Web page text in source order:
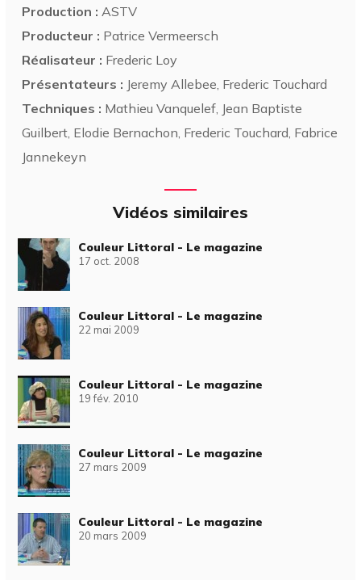
Production : ASTV
Producteur : Patrice Vermeersch
Réalisateur : Frederic Loy
Présentateurs : Jeremy Allebee, Frederic Touchard
Techniques : Mathieu Vanquelef, Jean Baptiste
Guilbert, Elodie Bernachon, Frederic Touchard, Fabrice
Jannekeyn
Vidéos similaires
Couleur Littoral - Le magazine
17 oct. 2008
Couleur Littoral - Le magazine
22 mai 2009
Couleur Littoral - Le magazine
19 fév. 2010
Couleur Littoral - Le magazine
27 mars 2009
Couleur Littoral - Le magazine
20 mars 2009